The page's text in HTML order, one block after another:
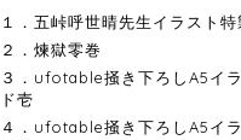
１．五峠呼世晴先生イラスト
２．煉獄零巻
３．ufotable掻き下ろしA5イ
ド壱
４．ufotable掻き下ろしA5イ